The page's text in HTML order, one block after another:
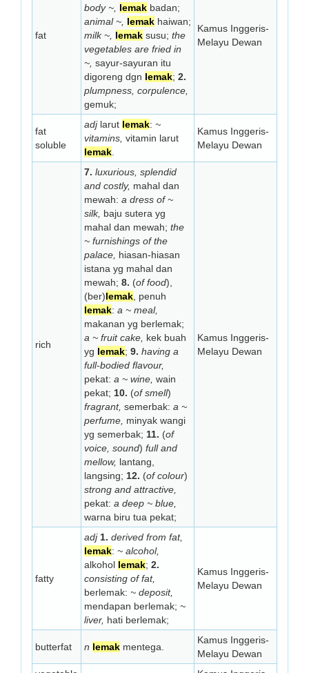
fat
body ~, lemak badan;
animal ~, lemak haiwan;
milk ~, lemak susu; the
vegetables are fried in
~, sayur-sayuran itu
digoreng dgn lemak; 2.
plumpness, corpulence,
gemuk;
Kamus Inggeris-
Melayu Dewan
fat
soluble
adj larut lemak: ~
vitamins, vitamin larut
lemak
Kamus Inggeris-
Melayu Dewan
rich
7. luxurious, splendid
and costly, mahal dan
mewah: a dress of ~
silk, baju sutera yg
mahal dan mewah; the
~ furnishings of the
palace, hiasan-hiasan
istana yg mahal dan
mewah; 8. (of food),
(ber)lemak , penuh
lemak: a ~ meal,
makanan yg berlemak;
a ~ fruit cake, kek buah
yg lemak; 9. having a
full-bodied flavour,
pekat: a ~ wine, wain
pekat; 10. (of smell)
fragrant, semerbak: a ~
perfume, minyak wangi
yg semerbak; 11. (of
voice, sound) full and
mellow, lantang,
langsing; 12. (of colour)
strong and attractive,
pekat: a deep ~ blue,
warna biru tua pekat;
Kamus Inggeris-
Melayu Dewan
fatty
adj 1. derived from fat,
lemak: ~ alcohol,
alkohol lemak; 2.
consisting of fat,
berlemak: ~ deposit,
mendapan berlemak; ~
liver, hati berlemak;
Kamus Inggeris-
Melayu Dewan
butterfat n lemak mentega.
Kamus Inggeris-
Melayu Dewan